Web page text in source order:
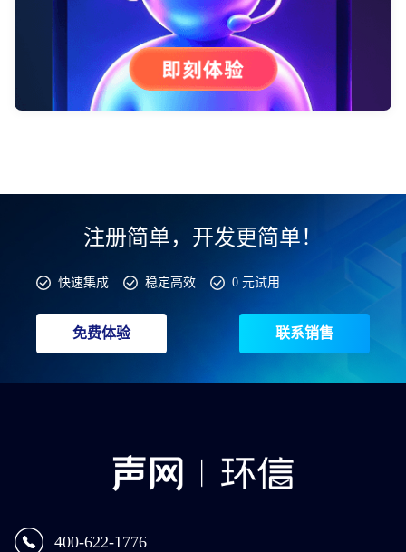
注册简单，开发更简单！
快速集成 稳定高效 0 元试用
免费体验 联系销售
400-622-1776